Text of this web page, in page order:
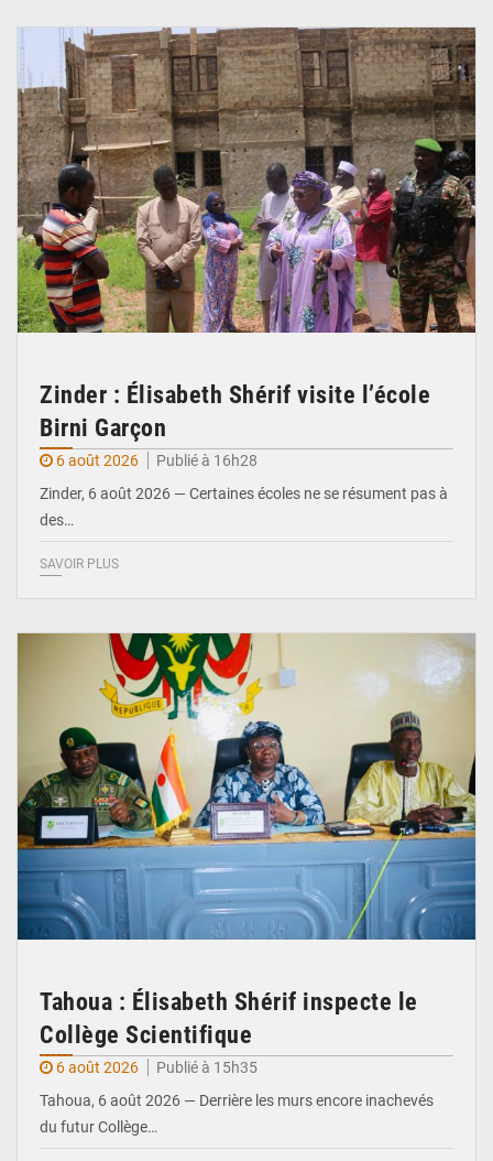
Zinder : Élisabeth Shérif visite l’école
Birni Garçon
6 août 2026
Publié à 16h28
Zinder, 6 août 2026 — Certaines écoles ne se résument pas à
des…
SAVOIR PLUS
Tahoua : Élisabeth Shérif inspecte le
Collège Scientifique
6 août 2026
Publié à 15h35
Tahoua, 6 août 2026 — Derrière les murs encore inachevés
du futur Collège…